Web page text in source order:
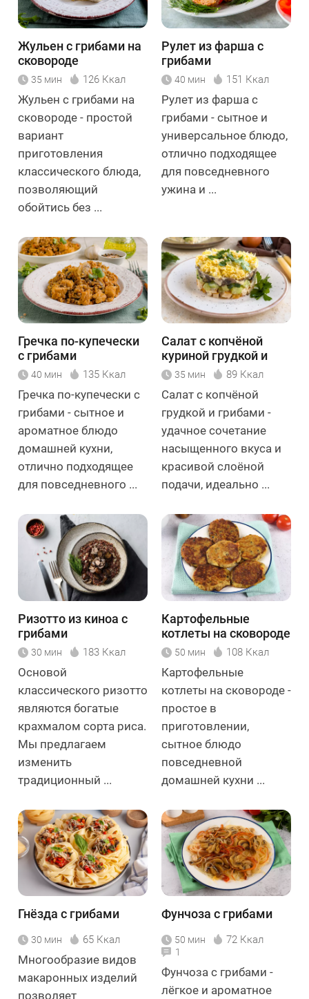
Жульен с грибами на
сковороде
35 мин 126 Ккал
Жульен с грибами на
сковороде - простой
вариант
приготовления
классического блюда,
позволяющий
обойтись без ...
Рулет из фарша с
грибами
40 мин 151 Ккал
Рулет из фарша с
грибами - сытное и
универсальное блюдо,
отлично подходящее
для повседневного
ужина и ...
Гречка по-купечески
с грибами
40 мин 135 Ккал
Гречка по-купечески с
грибами - сытное и
ароматное блюдо
домашней кухни,
отлично подходящее
для повседневного ...
Салат с копчёной
куриной грудкой и
грибами
35 мин 89 Ккал
Салат с копчёной
грудкой и грибами -
удачное сочетание
насыщенного вкуса и
красивой слоёной
подачи, идеально ...
Ризотто из киноа с
грибами
30 мин 183 Ккал
Основой
классического ризотто
являются богатые
крахмалом сорта риса.
Мы предлагаем
изменить
традиционный ...
Картофельные
котлеты на сковороде
50 мин 108 Ккал
Картофельные
котлеты на сковороде -
простое в
приготовлении,
сытное блюдо
повседневной
домашней кухни ...
Гнёзда с грибами
30 мин 65 Ккал
Многообразие видов
макаронных изделий
позволяет
Фунчоза с грибами
50 мин 72 Ккал
1
Фунчоза с грибами -
лёгкое и ароматное